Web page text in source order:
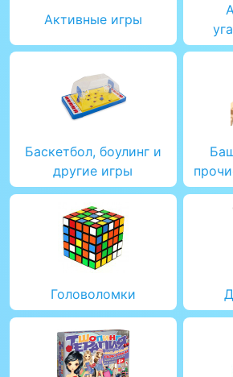
Активные игры
Баскетбол, боулинг и
другие игры
Головоломки